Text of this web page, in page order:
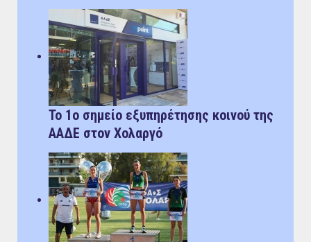
Το 1ο σημείο εξυπηρέτησης κοινού της
ΑΑΔΕ στον Χολαργό